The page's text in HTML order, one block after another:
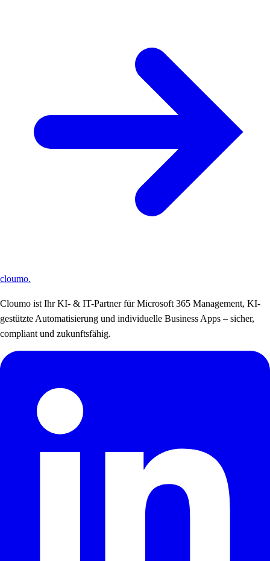
cloumo.
Cloumo ist Ihr KI- & IT-Partner für Microsoft 365 Management, KI-
gestützte Automatisierung und individuelle Business Apps – sicher,
compliant und zukunftsfähig.